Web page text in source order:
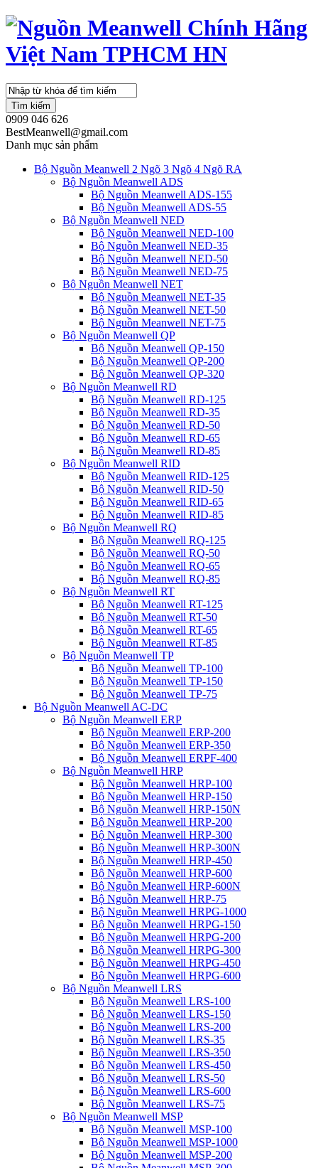
Tìm kiếm
0909 046 626
BestMeanwell@gmail.com
Danh mục sản phẩm
Bộ Nguồn Meanwell 2 Ngõ 3 Ngõ 4 Ngõ RA
Bộ Nguồn Meanwell ADS
Bộ Nguồn Meanwell ADS-155
Bộ Nguồn Meanwell ADS-55
Bộ Nguồn Meanwell NED
Bộ Nguồn Meanwell NED-100
Bộ Nguồn Meanwell NED-35
Bộ Nguồn Meanwell NED-50
Bộ Nguồn Meanwell NED-75
Bộ Nguồn Meanwell NET
Bộ Nguồn Meanwell NET-35
Bộ Nguồn Meanwell NET-50
Bộ Nguồn Meanwell NET-75
Bộ Nguồn Meanwell QP
Bộ Nguồn Meanwell QP-150
Bộ Nguồn Meanwell QP-200
Bộ Nguồn Meanwell QP-320
Bộ Nguồn Meanwell RD
Bộ Nguồn Meanwell RD-125
Bộ Nguồn Meanwell RD-35
Bộ Nguồn Meanwell RD-50
Bộ Nguồn Meanwell RD-65
Bộ Nguồn Meanwell RD-85
Bộ Nguồn Meanwell RID
Bộ Nguồn Meanwell RID-125
Bộ Nguồn Meanwell RID-50
Bộ Nguồn Meanwell RID-65
Bộ Nguồn Meanwell RID-85
Bộ Nguồn Meanwell RQ
Bộ Nguồn Meanwell RQ-125
Bộ Nguồn Meanwell RQ-50
Bộ Nguồn Meanwell RQ-65
Bộ Nguồn Meanwell RQ-85
Bộ Nguồn Meanwell RT
Bộ Nguồn Meanwell RT-125
Bộ Nguồn Meanwell RT-50
Bộ Nguồn Meanwell RT-65
Bộ Nguồn Meanwell RT-85
Bộ Nguồn Meanwell TP
Bộ Nguồn Meanwell TP-100
Bộ Nguồn Meanwell TP-150
Bộ Nguồn Meanwell TP-75
Bộ Nguồn Meanwell AC-DC
Bộ Nguồn Meanwell ERP
Bộ Nguồn Meanwell ERP-200
Bộ Nguồn Meanwell ERP-350
Bộ Nguồn Meanwell ERPF-400
Bộ Nguồn Meanwell HRP
Bộ Nguồn Meanwell HRP-100
Bộ Nguồn Meanwell HRP-150
Bộ Nguồn Meanwell HRP-150N
Bộ Nguồn Meanwell HRP-200
Bộ Nguồn Meanwell HRP-300
Bộ Nguồn Meanwell HRP-300N
Bộ Nguồn Meanwell HRP-450
Bộ Nguồn Meanwell HRP-600
Bộ Nguồn Meanwell HRP-600N
Bộ Nguồn Meanwell HRP-75
Bộ Nguồn Meanwell HRPG-1000
Bộ Nguồn Meanwell HRPG-150
Bộ Nguồn Meanwell HRPG-200
Bộ Nguồn Meanwell HRPG-300
Bộ Nguồn Meanwell HRPG-450
Bộ Nguồn Meanwell HRPG-600
Bộ Nguồn Meanwell LRS
Bộ Nguồn Meanwell LRS-100
Bộ Nguồn Meanwell LRS-150
Bộ Nguồn Meanwell LRS-200
Bộ Nguồn Meanwell LRS-35
Bộ Nguồn Meanwell LRS-350
Bộ Nguồn Meanwell LRS-450
Bộ Nguồn Meanwell LRS-50
Bộ Nguồn Meanwell LRS-600
Bộ Nguồn Meanwell LRS-75
Bộ Nguồn Meanwell MSP
Bộ Nguồn Meanwell MSP-100
Bộ Nguồn Meanwell MSP-1000
Bộ Nguồn Meanwell MSP-200